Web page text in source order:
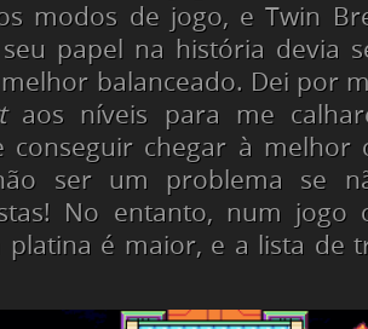
modos de jogo, e Twin
papel na história devia
balanceado. Dei por
aos níveis para me
chegar à melhor
ser um problema se
No entanto, num jogo
platina é maior, e a lista de